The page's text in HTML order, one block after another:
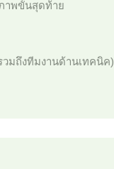
าพขั้นสุดท้าย
วมถึงทีมงานด้านเทคนิค)